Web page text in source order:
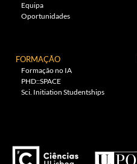
Equipa
Oportunidades
FORMAÇÃO
Formação no IA
PHD::SPACE
Sci. Initiation Studentships